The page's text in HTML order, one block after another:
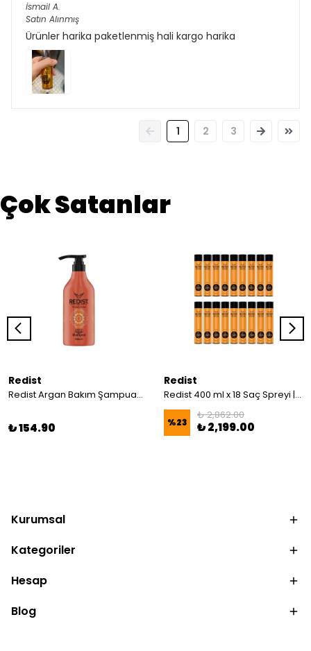
İsmail A.
Satın Alınmış
Ürünler harika paketlenmiş hali kargo harika
1 2 3
Çok Satanlar
Redist
Redist Argan Bakım Şampuanı 500 ml | Besleyici ve Parlaklık Veren Yoğun Bakım
₺ 154.90
Redist
Redist 400 ml x 18 Saç Spreyi | Toptan Avantajlı Paket
%23
₺ 2,862.00
₺ 2,199.00
Kurumsal
Kategoriler
Hesap
Blog